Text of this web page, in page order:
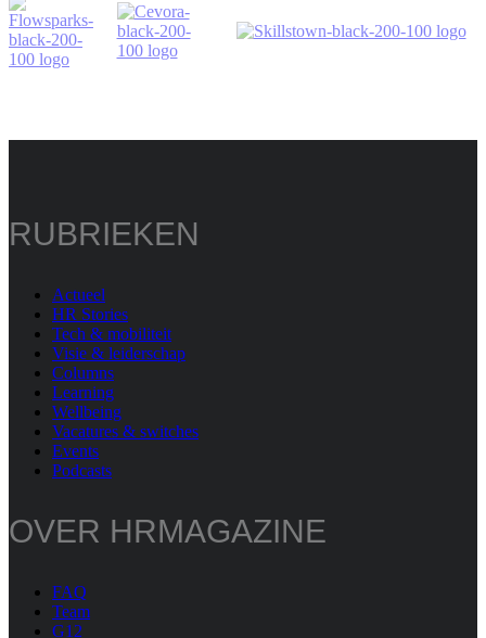
RUBRIEKEN
Actueel
HR Stories
Tech & mobiliteit
Visie & leiderschap
Columns
Learning
Wellbeing
Vacatures & switches
Events
Podcasts
OVER HRMAGAZINE
FAQ
Team
G12